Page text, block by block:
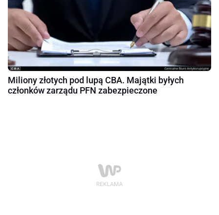
Miliony złotych pod lupą CBA. Majątki byłych
członków zarządu PFN zabezpieczone